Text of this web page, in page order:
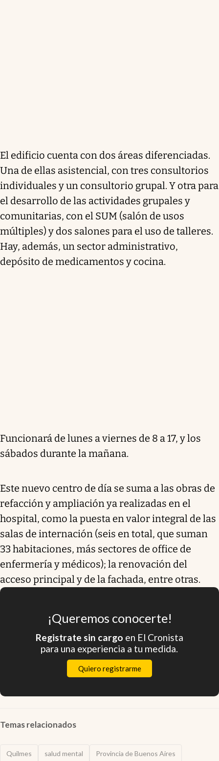
El edificio cuenta con dos áreas diferenciadas.
Una de ellas asistencial, con tres consultorios
individuales y un consultorio grupal. Y otra para
el desarrollo de las actividades grupales y
comunitarias, con el SUM (salón de usos
múltiples) y dos salones para el uso de talleres.
Hay, además, un sector administrativo,
depósito de medicamentos y cocina.
Funcionará de lunes a viernes de 8 a 17, y los
sábados durante la mañana.
Este nuevo centro de día se suma a las obras de
refacción y ampliación ya realizadas en el
hospital, como la puesta en valor integral de las
salas de internación (seis en total, que suman
33 habitaciones, más sectores de office de
enfermería y médicos); la renovación del
acceso principal y de la fachada, entre otras.
¡Queremos conocerte!
Registrate sin cargo en El Cronista
para una experiencia a tu medida.
Quiero registrarme
Temas relacionados
Quilmes salud mental Provincia de Buenos Aires